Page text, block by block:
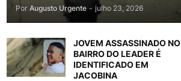
Por Augusto Urgente - julho 23, 2026
JOVEM ASSASSINADO NO
BAIRRO DO LEADER É
IDENTIFICADO EM
JACOBINA